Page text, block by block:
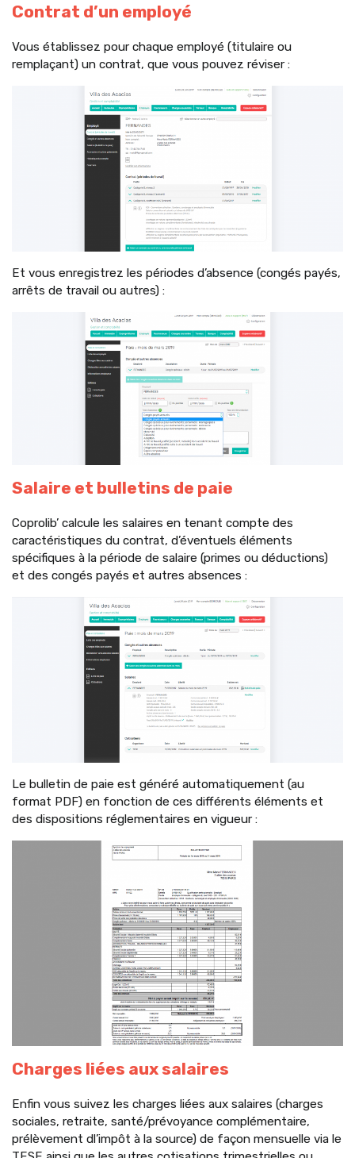
Contrat d’un employé
Vous établissez pour chaque employé (titulaire ou
remplaçant) un contrat, que vous pouvez réviser :
Et vous enregistrez les périodes d’absence (congés payés,
arrêts de travail ou autres) :
Salaire et bulletins de paie
Coprolib’ calcule les salaires en tenant compte des
caractéristiques du contrat, d’éventuels éléments
spécifiques à la période de salaire (primes ou déductions)
et des congés payés et autres absences :
Le bulletin de paie est généré automatiquement (au
format PDF) en fonction de ces différents éléments et
des dispositions réglementaires en vigueur :
Charges liées aux salaires
Enfin vous suivez les charges liées aux salaires (charges
sociales, retraite, santé/prévoyance complémentaire,
prélèvement dl’impôt à la source) de façon mensuelle via le